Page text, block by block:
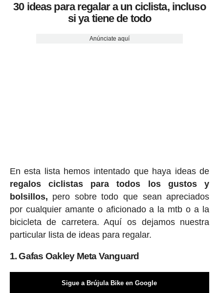
30 ideas para regalar a un ciclista, incluso
si ya tiene de todo
Anúnciate aquí
En esta lista hemos intentado que haya ideas de
regalos ciclistas para todos los gustos y
bolsillos, pero sobre todo que sean apreciados
por cualquier amante o aficionado a la mtb o a la
bicicleta de carretera. Aquí os dejamos nuestra
particular lista de ideas para regalar.
1. Gafas Oakley Meta Vanguard
Sigue a Brújula Bike en Google